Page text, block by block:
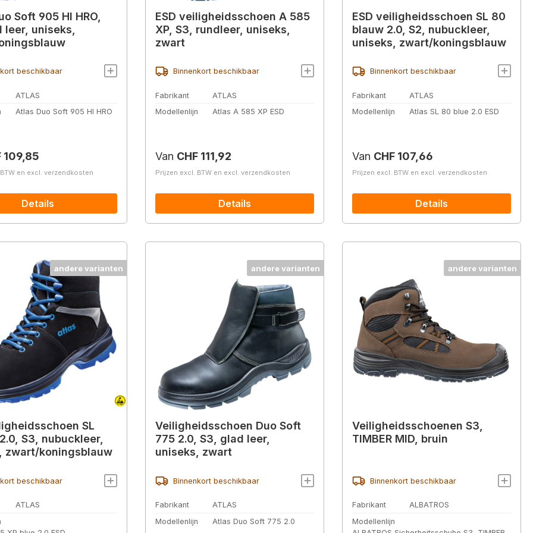
Soft 905 HI HRO,
leer, uniseks,
beschikbaar
ATLAS
Atlas Duo Soft 905 HI HRO
109,85
en excl. verzendkosten
Details
ESD veiligheidsschoen A 585
XP, S3, rundleer, uniseks,
zwart
Binnenkort beschikbaar
Fabrikant
ATLAS
Modellenlijn
Atlas A 585 XP ESD
Normale prijs:
Van CHF 111,92
Prijzen excl. BTW en excl. verzendkosten
Details
ESD veiligheidsschoen SL 80
blauw 2.0, S2, nubuckleer,
uniseks, zwart/koningsblauw
Binnenkort beschikbaar
Fabrikant
ATLAS
Modellenlijn
Atlas SL 80 blue 2.0 ESD
Normale prijs:
Van CHF 107,66
Prijzen excl. BTW en excl. verzendkosten
Details
andere varianten
SL
S3, nubuckleer,
zwart/koningsblauw
beschikbaar
ATLAS
andere varianten
Veiligheidsschoen Duo Soft
775 2.0, S3, glad leer,
uniseks, zwart
Binnenkort beschikbaar
Fabrikant
ATLAS
Modellenlijn
Atlas Duo Soft 775 2.0
andere varianten
Veiligheidsschoenen S3,
TIMBER MID, bruin
Binnenkort beschikbaar
Fabrikant
ALBATROS
Modellenlijn